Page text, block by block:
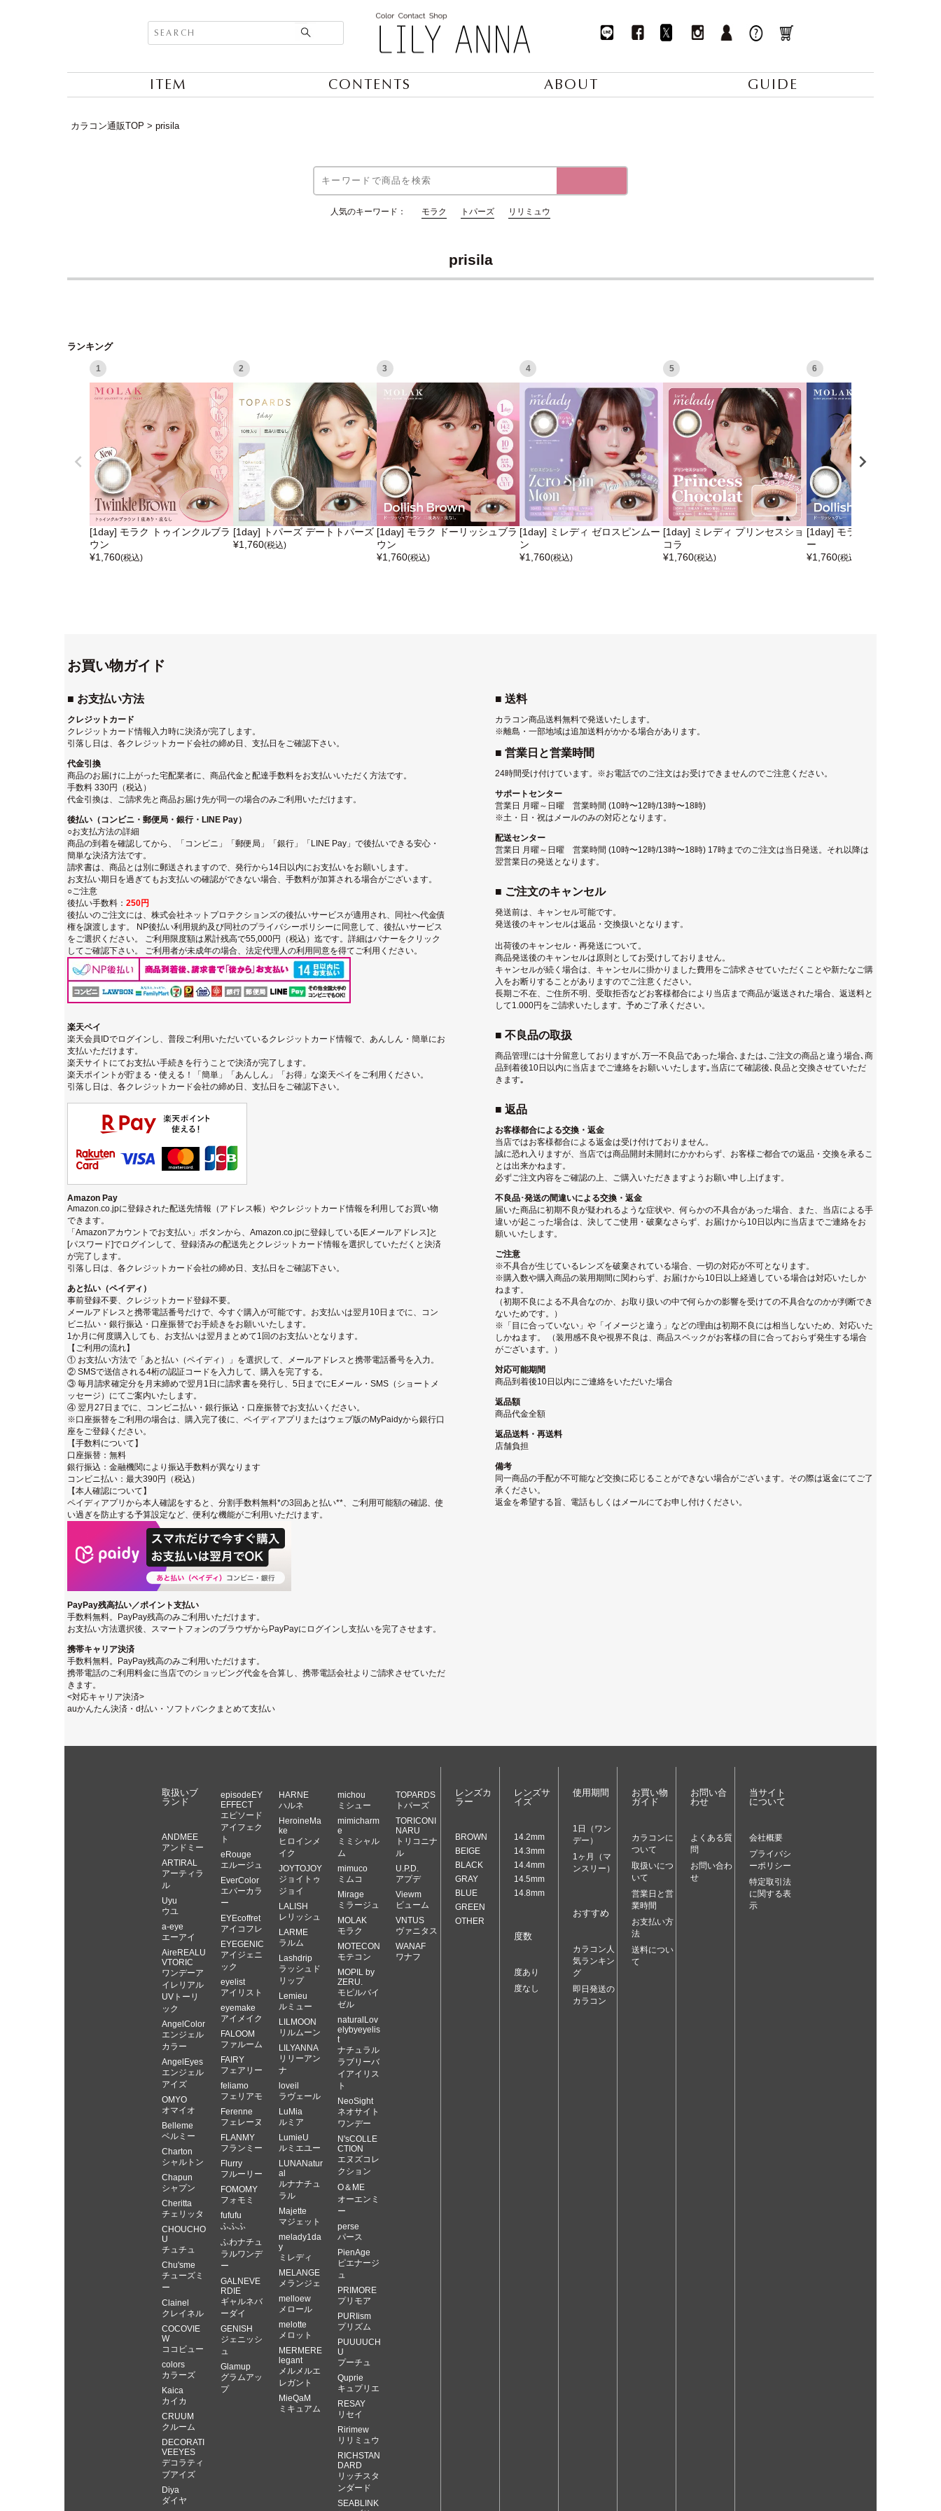
ITEM CONTENTS ABOUT GUIDE
カラコン通販TOP prisila
人気のキーワード： モラク トパーズ リリミュウ
prisila
ランキング
1
[1day] モラク トゥインクルブラ
ウン
¥1,760(税込)
2
[1day] トパーズ デートトパーズ
¥1,760(税込)
3
[1day] モラク ドーリッシュブラ
ウン
¥1,760(税込)
4
[1day] ミレディ ゼロスピンムー
ン
¥1,760(税込)
5
[1day] ミレディ プリンセスショ
コラ
¥1,760(税込)
6
[1day] モラク ドーリッシュグ
ー
¥1,760(税込)
お買い物ガイド
■ お支払い方法
クレジットカード
クレジットカード情報入力時に決済が完了します。
引落し日は、各クレジットカード会社の締め日、支払日をご確認下さい。
代金引換
商品のお届けに上がった宅配業者に、商品代金と配達手数料をお支払いいただく方法です。
手数料 330円（税込）
代金引換は、ご請求先と商品お届け先が同一の場合のみご利用いただけます。
後払い（コンビニ・郵便局・銀行・LINE Pay）
○お支払方法の詳細
商品の到着を確認してから、「コンビニ」「郵便局」「銀行」「LINE Pay」で後払いできる安心・
簡単な決済方法です。
請求書は、商品とは別に郵送されますので、発行から14日以内にお支払いをお願いします。
お支払い期日を過ぎてもお支払いの確認ができない場合、手数料が加算される場合がございます。
○ご注意
後払い手数料： 250円
後払いのご注文には、 株式会社ネットプロテクションズの後払いサービスが適用され、同社へ代金債
権を譲渡します。 NP後払い利用規約及び同社のプライバシーポリシーに同意して、後払いサービス
をご選択ください。 ご利用限度額は累計残高で55,000円（税込）迄です。詳細はバナーをクリック
してご確認下さい。 ご利用者が未成年の場合、法定代理人の利用同意を得てご利用ください。
楽天ペイ
楽天会員IDでログインし、普段ご利用いただいているクレジットカード情報で、あんしん・簡単にお
支払いただけます。
楽天サイトにてお支払い手続きを行うことで決済が完了します。
楽天ポイントが貯まる・使える！「簡単」「あんしん」「お得」な楽天ペイをご利用ください。
引落し日は、各クレジットカード会社の締め日、支払日をご確認下さい。
Amazon Pay
Amazon.co.jpに登録された配送先情報（アドレス帳）やクレジットカード情報を利用してお買い物
できます。
「Amazonアカウントでお支払い」ボタンから、Amazon.co.jpに登録している[Eメールアドレス]と
[パスワード]でログインして、登録済みの配送先とクレジットカード情報を選択していただくと決済
が完了します。
引落し日は、各クレジットカード会社の締め日、支払日をご確認下さい。
あと払い（ペイディ）
事前登録不要、クレジットカード登録不要。
メールアドレスと携帯電話番号だけで、今すぐ購入が可能です。お支払いは翌月10日までに、コン
ビニ払い・銀行振込・口座振替でお手続きをお願いいたします。
1か月に何度購入しても、お支払いは翌月まとめて1回のお支払いとなります。
【ご利用の流れ】
① お支払い方法で「あと払い（ペイディ）」を選択して、メールアドレスと携帯電話番号を入力。
② SMSで送信される4桁の認証コードを入力して、購入を完了する。
③ 毎月請求確定分を月末締めで翌月1日に請求書を発行し、5日までにEメール・SMS（ショートメ
ッセージ）にてご案内いたします。
④ 翌月27日までに、コンビニ払い・銀行振込・口座振替でお支払いください。
※口座振替をご利用の場合は、購入完了後に、ペイディアプリまたはウェブ版のMyPaidyから銀行口
座をご登録ください。
【手数料について】
口座振替：無料
銀行振込：金融機関により振込手数料が異なります
コンビニ払い：最大390円（税込）
【本人確認について】
ペイディアプリから本人確認をすると、分割手数料無料*の3回あと払い**、ご利用可能額の確認、使
い過ぎを防止する予算設定など、便利な機能がご利用いただけます。
PayPay残高払い／ポイント支払い
手数料無料。PayPay残高のみご利用いただけます。
お支払い方法選択後、スマートフォンのブラウザからPayPayにログインし支払いを完了させます。
携帯キャリア決済
手数料無料。PayPay残高のみご利用いただけます。
携帯電話のご利用料金に当店でのショッピング代金を合算し、携帯電話会社よりご請求させていただ
きます。
<対応キャリア決済>
auかんたん決済・d払い・ソフトバンクまとめて支払い
■ 送料
カラコン商品送料無料で発送いたします。
※離島・一部地域は追加送料がかかる場合があります。
■ 営業日と営業時間
24時間受け付けています。 ※お電話でのご注文はお受けできませんのでご注意ください。
サポートセンター
営業日 月曜～日曜 営業時間 (10時〜12時/13時〜18時)
※土・日・祝はメールのみの対応となります。
配送センター
営業日 月曜～日曜 営業時間 (10時〜12時/13時〜18時) 17時までのご注文は当日発送。それ以降は
翌営業日の発送となります。
■ ご注文のキャンセル
発送前は、キャンセル可能です。
発送後のキャンセルは返品・交換扱いとなります。
出荷後のキャンセル・再発送について。
商品発送後のキャンセルは原則としてお受けしておりません。
キャンセルが続く場合は、キャンセルに掛かりました費用をご請求させていただくことや新たなご購
入をお断りすることがありますのでご注意ください。
長期ご不在、ご住所不明、受取拒否などお客様都合により当店まで商品が返送された場合、返送料と
して1.000円をご請求いたします。予めご了承ください。
■ 不良品の取扱
商品管理には十分留意しておりますが､万一不良品であった場合､または､ご注文の商品と違う場合､商
品到着後10日以内に当店までご連絡をお願いいたします｡当店にて確認後､良品と交換させていただ
きます｡
■ 返品
お客様都合による交換・返金
当店ではお客様都合による返金は受け付けておりません。
誠に恐れ入りますが、当店では商品開封未開封にかかわらず、お客様ご都合での返品・交換を承るこ
とは出来かねます。
必ずご注文内容をご確認の上、ご購入いただきますようお願い申し上げます。
不良品･発送の間違いによる交換・返金
届いた商品に初期不良が疑われるような症状や、何らかの不具合があった場合、また、当店による手
違いが起こった場合は、決してご使用・破棄なさらず、お届けから10日以内に当店までご連絡をお
願いいたします。
ご注意
※不具合が生じているレンズを破棄されている場合、一切の対応が不可となります。
※購入数や購入商品の装用期間に関わらず、お届けから10日以上経過している場合は対応いたしか
ねます。
（初期不良による不具合なのか、お取り扱いの中で何らかの影響を受けての不具合なのかが判断でき
ないためです。）
※「目に合っていない」や「イメージと違う」などの理由は初期不良には相当しないため、対応いた
しかねます。 （装用感不良や視界不良は、商品スペックがお客様の目に合っておらず発生する場合
がございます。）
対応可能期間
商品到着後10日以内にご連絡をいただいた場合
返品額
商品代金全額
返品送料・再送料
店舗負担
備考
同一商品の手配が不可能など交換に応じることができない場合がございます。その際は返金にてご了
承ください。
返金を希望する旨、電話もしくはメールにてお申し付けください。
取扱いブ
ランド
ANDMEE
アンドミー
ARTIRAL
アーティラ
ル
Uyu
ウユ
a-eye
エーアイ
AireREALU
VTORIC
ワンデーア
イレリアル
UVトーリ
ック
AngelColor
エンジェル
カラー
AngelEyes
エンジェル
アイズ
OMYO
オマイオ
Belleme
ベルミー
Charton
シャルトン
Chapun
シャプン
Cheritta
チェリッタ
CHOUCHO
U
チュチュ
Chu'sme
チューズミ
ー
Clainel
クレイネル
COCOVIE
W
ココビュー
colors
カラーズ
Kaica
カイカ
CRUUM
クルーム
DECORATI
VEEYES
デコラティ
ブアイズ
Diya
ダイヤ
episodeEY
EFFECT
エピソード
アイフェク
ト
eRouge
エルージュ
EverColor
エバーカラ
ー
EYEcoffret
アイコフレ
EYEGENIC
アイジェニ
ック
eyelist
アイリスト
eyemake
アイメイク
FALOOM
ファルーム
FAIRY
フェアリー
feliamo
フェリアモ
Ferenne
フェレーヌ
FLANMY
フランミー
Flurry
フルーリー
FOMOMY
フォモミ
fufufu
ふふふ
ふわナチュ
ラルワンデ
ー
GALNEVE
RDIE
ギャルネバ
ーダイ
GENISH
ジェニッシ
ュ
Glamup
グラムアッ
プ
HARNE
ハルネ
HeroineMa
ke
ヒロインメ
イク
JOYTOJOY
ジョイトゥ
ジョイ
LALISH
レリッシュ
LARME
ラルム
Lashdrip
ラッシュド
リップ
Lemieu
ルミュー
LILMOON
リルムーン
LILYANNA
リリーアン
ナ
loveil
ラヴェール
LuMia
ルミア
LumieU
ルミエユー
LUNANatur
al
ルナナチュ
ラル
Majette
マジェット
melady1da
y
ミレディ
MELANGE
メランジェ
melloew
メロール
melotte
メロット
MERMERE
legant
メルメルエ
レガント
MieQaM
ミキュアム
michou
ミシュー
mimicharm
e
ミミシャル
ム
mimuco
ミムコ
Mirage
ミラージュ
MOLAK
モラク
MOTECON
モテコン
MOPIL by
ZERU.
モピルバイ
ゼル
naturalLov
elybyeyelis
t
ナチュラル
ラブリーバ
イアイリス
ト
NeoSight
ネオサイト
ワンデー
N'sCOLLE
CTION
エヌズコレ
クション
O＆ME
オーエンミ
ー
perse
パース
PienAge
ピエナージ
ュ
PRIMORE
プリモア
PURIism
プリズム
PUUUUCH
U
プーチュ
Quprie
キュプリエ
RESAY
リセイ
Ririmew
リリミュウ
RICHSTAN
DARD
リッチスタ
ンダード
SEABLINK
TOPARDS
トパーズ
TORICONI
NARU
トリコニナ
ル
U.P.D.
アプデ
Viewm
ビューム
VNTUS
ヴァニタス
WANAF
ワナフ
レンズカ
ラー
BROWN
BEIGE
BLACK
GRAY
BLUE
GREEN
OTHER
レンズサ
イズ
14.2mm
14.3mm
14.4mm
14.5mm
14.8mm
度数
度あり
度なし
使用期間
1日（ワン
デー）
1ヶ月（マ
ンスリー）
おすすめ
カラコン人
気ランキン
グ
即日発送の
カラコン
お買い物
ガイド
カラコンに
ついて
取扱いにつ
いて
営業日と営
業時間
お支払い方
法
送料につい
て
お問い合
わせ
よくある質
問
お問い合わ
せ
当サイト
について
会社概要
プライバシ
ーポリシー
特定取引法
に関する表
示